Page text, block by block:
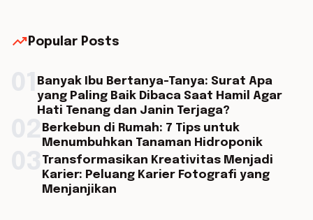
trending_up Popular Posts
Banyak Ibu Bertanya-Tanya: Surat Apa
yang Paling Baik Dibaca Saat Hamil Agar
Hati Tenang dan Janin Terjaga?
Berkebun di Rumah: 7 Tips untuk
Menumbuhkan Tanaman Hidroponik
Transformasikan Kreativitas Menjadi
Karier: Peluang Karier Fotografi yang
Menjanjikan